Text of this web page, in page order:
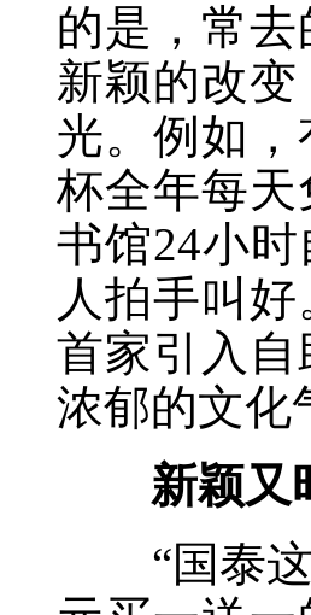
的是，常
新颖的改
光。例如
杯全年每
书馆24小
人拍手叫
首家引入
浓郁的文化
新颖又时
“国泰这